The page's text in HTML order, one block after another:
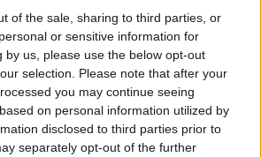
of the sale, sharing to third parties, or
or sensitive information for
by us, please use the below opt-out
selection. Please note that after your
you may continue seeing
on personal information utilized by
disclosed to third parties prior to
separately opt-out of the further
ωαρίου εντός του γυναικείου
να εφαρμοστούν και από
τρόπος για να γίνει
ωορρηξίας και έπειτα η
με σπέρμα του
είναι γόνιμο- ή κάποιου δότη.